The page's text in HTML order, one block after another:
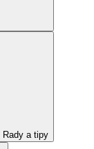
Rady a tipy